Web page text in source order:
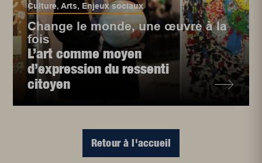
Culture,Arts, Enjeux sociaux
Change le monde, une œuvre à la
fois
L’art comme moyen
d’expression du ressenti
citoyen
Retour à l'accueil